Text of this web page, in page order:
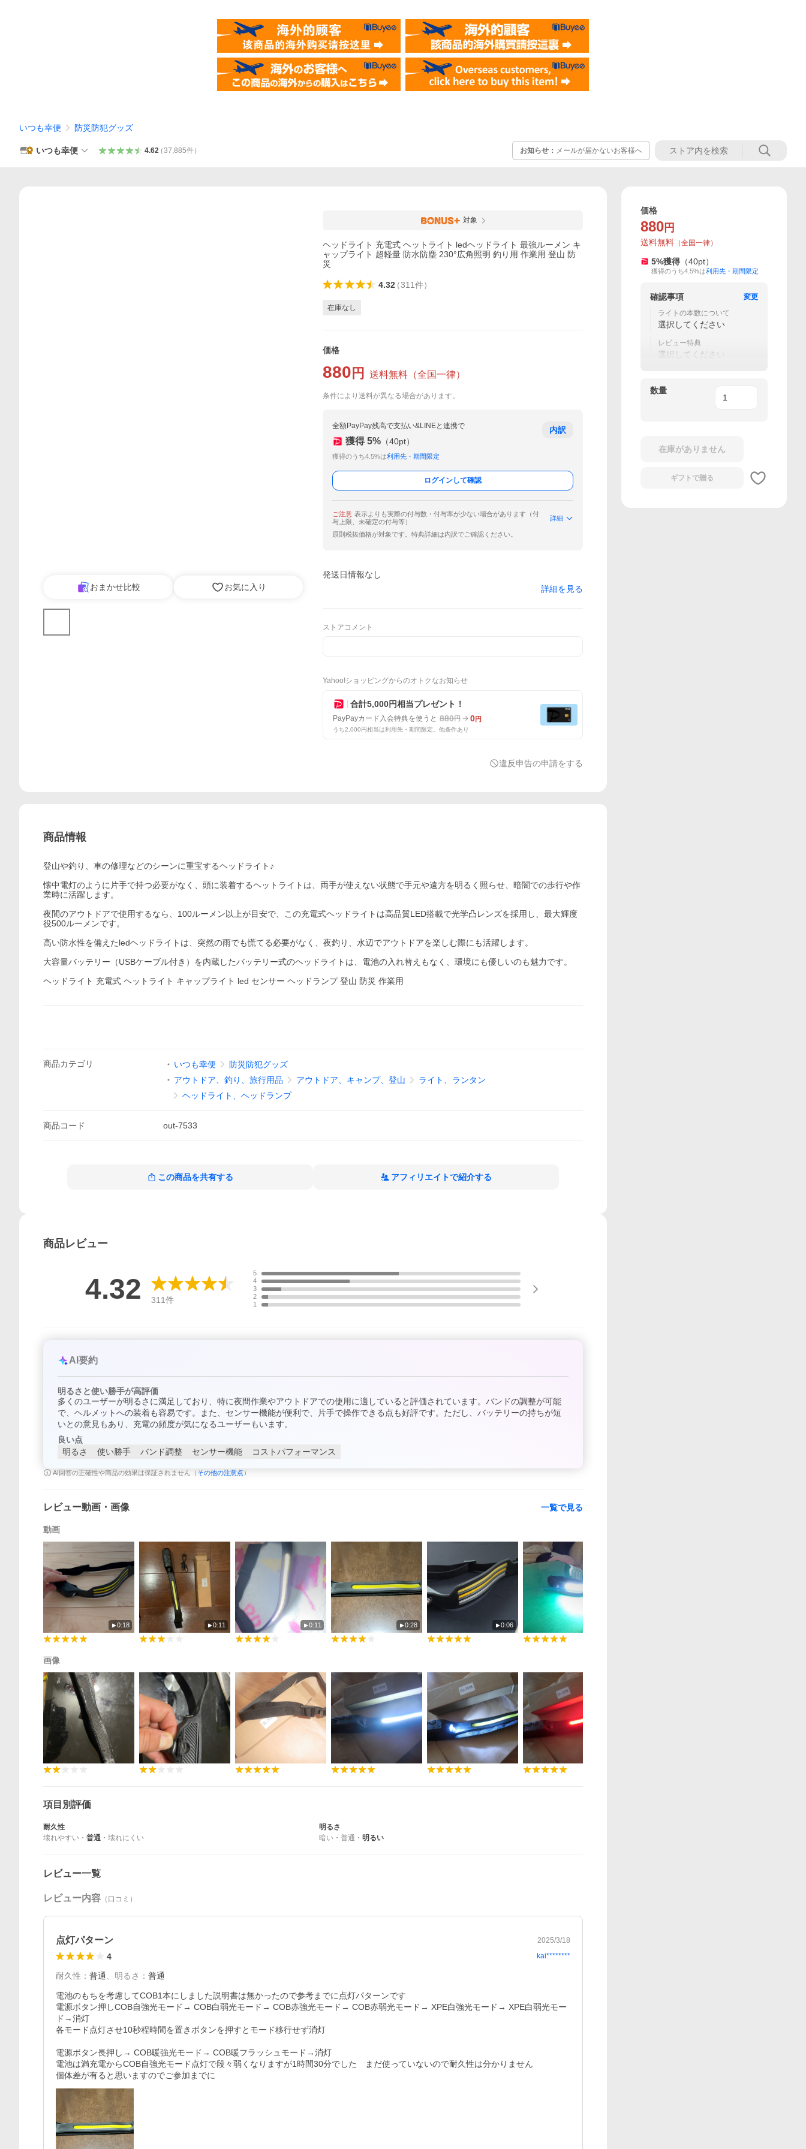
いつも幸便 防災防犯グッズ
いつも幸便 4.62（37,885件） お知らせ： メールが届かないお客様へ
おまかせ比較 お気に入り
対象
ヘッドライト 充電式 ヘットライト ledヘッドライト 最強ルーメン キ
ャップライト 超軽量 防水防塵 230°広角照明 釣り用 作業用 登山 防
災
4.32（311件）
在庫なし
価格
880 円 送料無料 （全国一律）
条件により送料が異なる場合があります。
全額PayPay残高で支払い&LINEと連携で
獲得 5% （40pt）
獲得のうち4.5%は利用先・期間限定
内訳
ログインして確認
ご注意 表示よりも実際の付与数・付与率が少ない場合があります（付
与上限、未確定の付与等）
詳細
原則税抜価格が対象です。特典詳細は内訳でご確認ください。
発送日情報なし
詳細を見る
ストアコメント
Yahoo!ショッピングからのオトクなお知らせ
合計5,000円相当プレゼント！
PayPayカード入会特典を使うと 880円 0円
うち2,000円相当は利用先・期間限定。他条件あり
違反申告の申請をする
商品情報
登山や釣り、車の修理などのシーンに重宝するヘッドライト♪
懐中電灯のように片手で持つ必要がなく、頭に装着するヘットライトは、両手が使えない状態で手元や遠方を明るく照らせ、暗闇での歩行や作
業時に活躍します。
夜間のアウトドアで使用するなら、100ルーメン以上が目安で、この充電式ヘッドライトは高品質LED搭載で光学凸レンズを採用し、最大輝度
役500ルーメンです。
高い防水性を備えたledヘッドライトは、突然の雨でも慌てる必要がなく、夜釣り、水辺でアウトドアを楽しむ際にも活躍します。
大容量バッテリー（USBケーブル付き）を内蔵したバッテリー式のヘッドライトは、電池の入れ替えもなく、環境にも優しいのも魅力です。
ヘッドライト 充電式 ヘットライト キャップライト led センサー ヘッドランプ 登山 防災 作業用
商品カテゴリ いつも幸便
防災防犯グッズ
アウトドア、釣り、旅行用品
アウトドア、キャンプ、登山
ライト、ランタン
ヘッドライト、ヘッドランプ
商品コード out-7533
この商品を共有する アフィリエイトで紹介する
商品レビュー
4.32 311件
5
4
3
2
1
AI要約
明るさと使い勝手が高評価
多くのユーザーが明るさに満足しており、特に夜間作業やアウトドアでの使用に適していると評価されています。バンドの調整が可能
で、ヘルメットへの装着も容易です。また、センサー機能が便利で、片手で操作できる点も好評です。ただし、バッテリーの持ちが短
いとの意見もあり、充電の頻度が気になるユーザーもいます。
良い点
明るさ
使い勝手 バンド調整 センサー機能 コストパフォーマンス
AI回答の正確性や商品の効果は保証されません（ その他の注意点 ）
レビュー動画・画像 一覧で見る
動画
0:18 0:11 0:11 0:28 0:06
画像
項目別評価
耐久性
壊れやすい ・ 普通 ・ 壊れにくい
明るさ
暗い ・ 普通 ・ 明るい
レビュー一覧
レビュー内容 （口コミ）
点灯パターン 2025/3/18
4 kai********
耐久性 ： 普通 明るさ ： 普通
電池のもちを考慮してCOB1本にしました説明書は無かったので参考までに点灯パターンです
電源ボタン押しCOB自強光モード→ COB白弱光モード→ COB赤強光モード→ COB赤弱光モード→ XPE白強光モード→ XPE白弱光モー
ド→消灯
各モード点灯させ10秒程時間を置きボタンを押すとモード移行せず消灯
電源ボタン長押し→ COB暖強光モード→ COB暖フラッシュモード→消灯
電池は満充電からCOB自強光モード点灯で段々弱くなりますが1時間30分でした　まだ使っていないので耐久性は分かりません
個体差が有ると思いますのでご参加までに
価格
880 円
送料無料 （全国一律）
5%獲得 （40pt）
獲得のうち4.5%は利用先・期間限定
確認事項
変更
ライトの本数について
選択してください
レビュー特典
選択してください
数量
在庫がありません
ギフトで贈る